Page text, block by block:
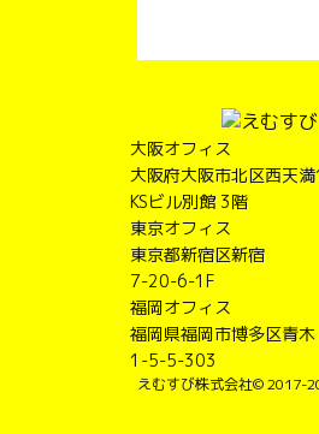
大阪オフィス
大阪府大阪市北区西天
KSビル別館 3階
東京オフィス
東京都新宿区新宿
7-20-6-1F
福岡オフィス
福岡県福岡市博多区青木
1-5-5-303
えむすび株式会社© 2017-